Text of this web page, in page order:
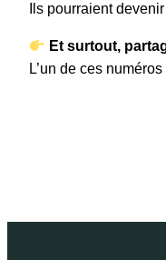
Ils pourraient
Et surtout,
L’un de ces